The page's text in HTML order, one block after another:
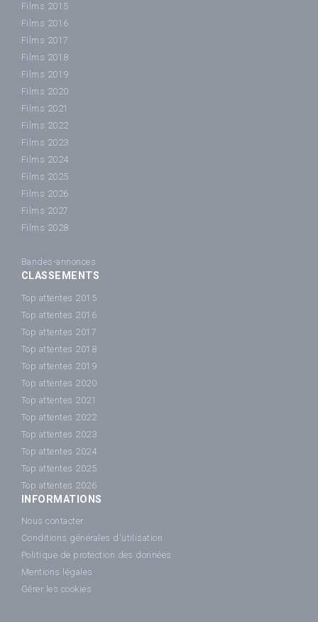
Films 2015
Films 2016
Films 2017
Films 2018
Films 2019
Films 2020
Films 2021
Films 2022
Films 2023
Films 2024
Films 2025
Films 2026
Films 2027
Films 2028
Bandes-annonces
CLASSEMENTS
Top attentes 2015
Top attentes 2016
Top attentes 2017
Top attentes 2018
Top attentes 2019
Top attentes 2020
Top attentes 2021
Top attentes 2022
Top attentes 2023
Top attentes 2024
Top attentes 2025
Top attentes 2026
INFORMATIONS
Nous contacter
Conditions générales d'utilisation
Politique de protection des données
Mentions légales
Gérer les cookies